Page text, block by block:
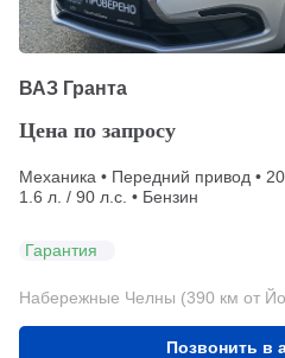
ВАЗ Гранта
Цена по запросу
Механика • Передний привод •
1.6 л. / 90 л.с. • Бензин
Гарантия
Набережные Челны (390 км от
Позвонить в